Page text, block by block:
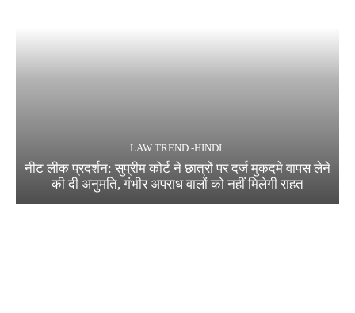
LAW TREND -HINDI
नीट लीक प्रदर्शन: सुप्रीम कोर्ट ने छात्रों पर दर्ज मुकदमे वापस लेने
की दी अनुमति, गंभीर अपराध वालों को नहीं मिलेगी राहत